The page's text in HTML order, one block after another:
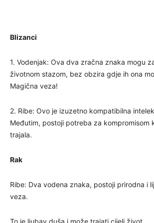
Blizanci
1. Vodenjak: Ova dva zračna znaka mogu
životnom stazom, bez obzira gdje ih ona
Magična veza!
2. Ribe: Ovo je izuzetno kompatibilna
Međutim, postoji potreba za kompromisom
trajala.
Rak
Ribe: Dva vodena znaka, postoji prirodna i
veza.